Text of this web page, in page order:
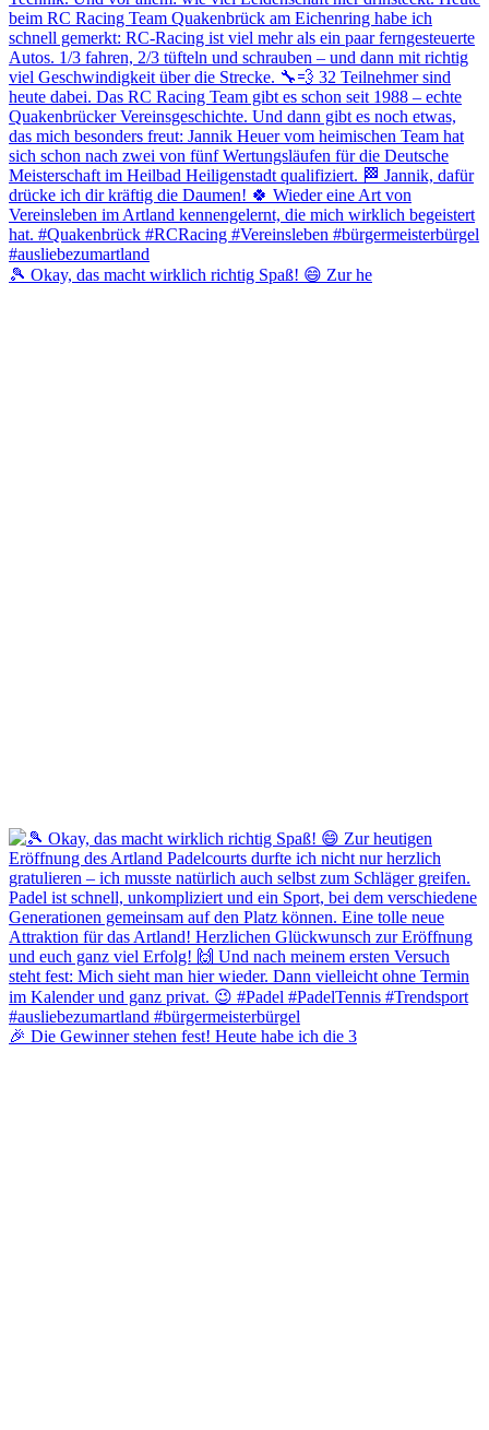
🎾 Okay, das macht wirklich richtig Spaß! 😄 Zur he
🎉 Die Gewinner stehen fest! Heute habe ich die 3